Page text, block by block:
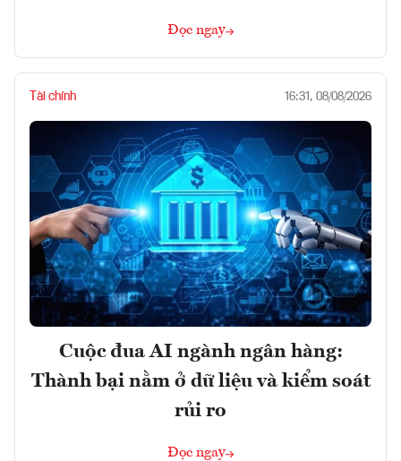
Đọc ngay
Tài chính 16:31, 08/08/2026
Cuộc đua AI ngành ngân hàng:
Thành bại nằm ở dữ liệu và kiểm soát
rủi ro
Đọc ngay